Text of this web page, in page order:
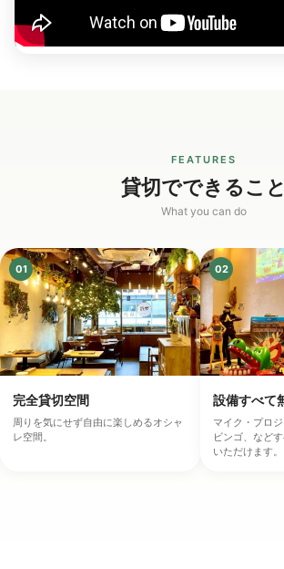
FEATURES
貸切でできること
What you can do
01
完全貸切空間
周りを気にせず自由に楽しめるオシャ
レ空間。
02
設備すべて
マイク・プロ
ビンゴ、など
いただけます。